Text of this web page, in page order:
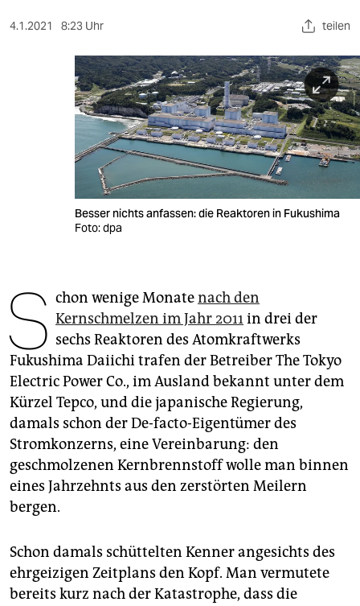
berlin
wahrheit
veranstaltungen
unterstützen
abo
genossenschaft
epaper login
4.1.2021 8:23 Uhr teilen
Besser nichts anfassen: die Reaktoren in Fukushima
Foto: dpa
S chon wenige Monatenach den
Kernschmelzen im Jahr 2011in drei der
sechs Reaktoren des Atomkraftwerks
Fukushima Daiichi trafen der Betreiber The Tokyo
Electric Power Co., im Ausland bekannt unter dem
Kürzel Tepco, und die japanische Regierung,
damals schon der De-facto-Eigentümer des
Stromkonzerns, eine Vereinbarung: den
geschmolzenen Kernbrennstoff wolle man binnen
eines Jahrzehnts aus den zerstörten Meilern
bergen.
Schon damals schüttelten Kenner angesichts des
ehrgeizigen Zeitplans den Kopf. Man vermutete
bereits kurz nach der Katastrophe, dass die